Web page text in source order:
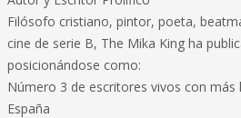
Filósofo cristiano, pintor, poeta,
cine de serie B, The Mika King ha
posicionándose como:
Número 3 de escritores vivos con más
España